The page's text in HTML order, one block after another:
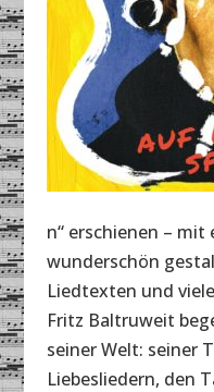
n“ erschienen –
wunderschön
Liedtexten und
Fritz Baltruweit
seiner Welt: seiner
Liebesliedern, den